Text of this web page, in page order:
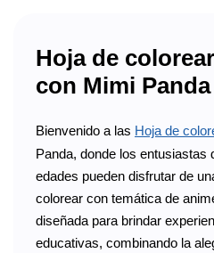
Hoja de
con Mimi Panda
Bienvenido a las Hoja de
Panda, donde los entusiastas
edades pueden disfrutar de
colorear con temática de
diseñada para brindar
educativas, combinando la